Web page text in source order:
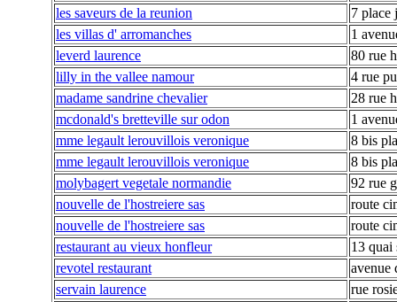
les saveurs de la reunion
7 place
les villas d' arromanches
1
leverd laurence
80 rue
lilly in the vallee namour
4 rue
madame sandrine chevalier
28 rue
mcdonald's bretteville sur odon
1
mme legault lerouvillois veronique
8 bis
mme legault lerouvillois veronique
8 bis
molybagert vegetale normandie
92 rue
nouvelle de l'hostreiere sas
route
nouvelle de l'hostreiere sas
route
restaurant au vieux honfleur
13 quai
revotel restaurant
avenue
servain laurence
rue